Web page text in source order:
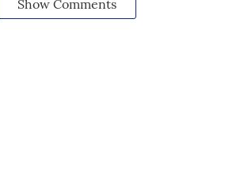
Show Comments